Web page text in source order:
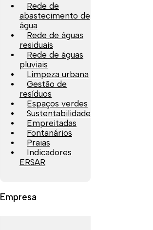
Rede de
abastecimento de
água
Rede de águas
residuais
Rede de águas
pluviais
Limpeza urbana
Gestão de
resíduos
Espaços verdes
Sustentabilidade
Empreitadas
Fontanários
Praias
Indicadores
ERSAR
Empresa